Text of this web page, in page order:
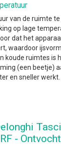
van de ruimte
op lage
dat het
waardoor
koude ruimtes is
(een beetje)
en sneller werkt.
-